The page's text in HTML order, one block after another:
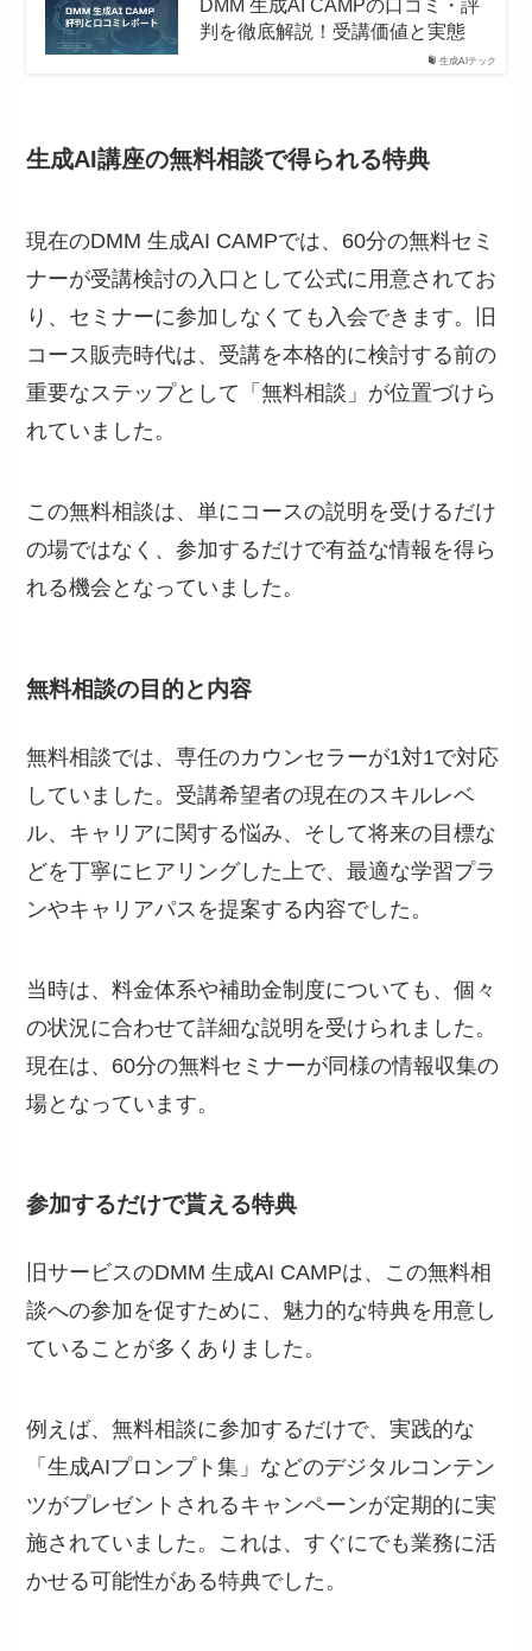
生成AIテック
判を徹底解説！受講価値と実態
生成AI講座の無料相談で得られる特典
現在のDMM 生成AI CAMPでは、60分の無料セミ
ナーが受講検討の入口として公式に用意されてお
り、セミナーに参加しなくても入会できます。旧
コース販売時代は、受講を本格的に検討する前の
重要なステップとして「無料相談」が位置づけら
れていました。
この無料相談は、単にコースの説明を受けるだけ
の場ではなく、参加するだけで有益な情報を得ら
れる機会となっていました。
無料相談の目的と内容
無料相談では、専任のカウンセラーが1対1で対応
していました。受講希望者の現在のスキルレベ
ル、キャリアに関する悩み、そして将来の目標な
どを丁寧にヒアリングした上で、最適な学習プラ
ンやキャリアパスを提案する内容でした。
当時は、料金体系や補助金制度についても、個々
の状況に合わせて詳細な説明を受けられました。
現在は、60分の無料セミナーが同様の情報収集の
場となっています。
参加するだけで貰える特典
旧サービスのDMM 生成AI CAMPは、この無料相
談への参加を促すために、魅力的な特典を用意し
ていることが多くありました。
例えば、無料相談に参加するだけで、実践的な
「生成AIプロンプト集」などのデジタルコンテン
ツがプレゼントされるキャンペーンが定期的に実
施されていました。これは、すぐにでも業務に活
かせる可能性がある特典でした。